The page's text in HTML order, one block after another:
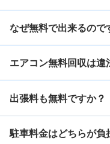
なぜ無料で出来るので
エアコン無料回収は違
出張料も無料ですか？
駐車料金はどちらが負